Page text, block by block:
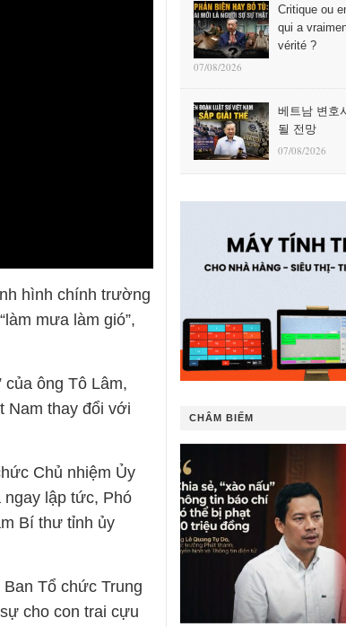
hình chính trường
mưa làm gió”,
của ông Tô Lâm,
Nam thay đổi với
Chủ nhiệm Ủy
ngay lập tức, Phó
Bí thư tỉnh ủy
Tổ chức Trung
cho con trai cựu
Critique ou
qui a
vérité ?
07/08/2026
베트남 변호
될 전망
07/08/2026
CHÂM BIẾM